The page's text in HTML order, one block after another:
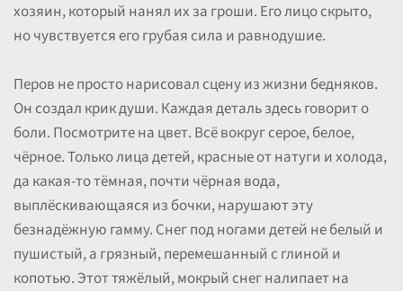
хозяин, который нанял их за гроши. Его лицо скрыто,
но чувствуется его грубая сила и равнодушие.
Перов не просто нарисовал сцену из жизни бедняков.
Он создал крик души. Каждая деталь здесь говорит о
боли. Посмотрите на цвет. Всё вокруг серое, белое,
чёрное. Только лица детей, красные от натуги и холода,
да какая-то тёмная, почти чёрная вода,
выплёскивающаяся из бочки, нарушают эту
безнадёжную гамму. Снег под ногами детей не белый и
пушистый, а грязный, перемешанный с глиной и
копотью. Этот тяжёлый, мокрый снег налипает на